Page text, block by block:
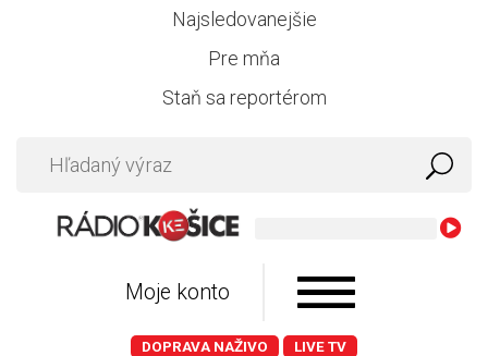
Najsledovanejšie
Pre mňa
Staň sa reportérom
Moje konto
DOPRAVA NAŽIVO LIVE TV